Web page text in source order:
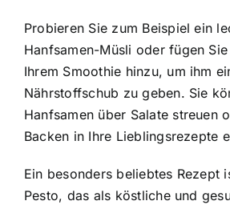
Probieren Sie zum Beispiel ein
Hanfsamen-Müsli oder fügen
Ihrem Smoothie hinzu, um ihm
Nährstoffschub zu geben. Sie
Hanfsamen über Salate streuen
Backen in Ihre Lieblingsrezepte
Ein besonders beliebtes Rezept
Pesto, das als köstliche und